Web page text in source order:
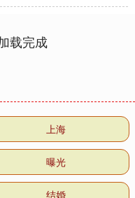
载完成
上海
曝光
结婚